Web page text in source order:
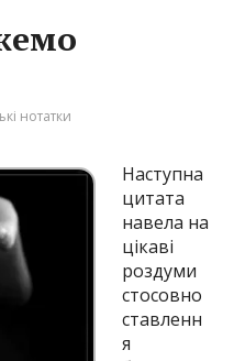
нотатки
Наступна
цитата
навела на
цікаві
роздуми
стосовно
ставленн
я